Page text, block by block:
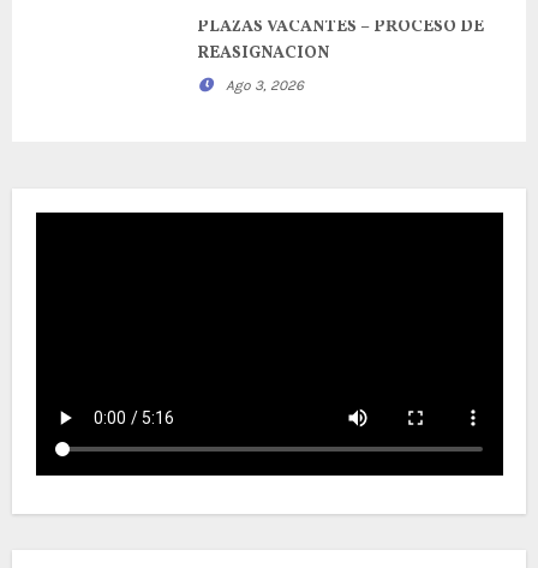
PLAZAS VACANTES – PROCESO DE
REASIGNACION
Ago 3, 2026